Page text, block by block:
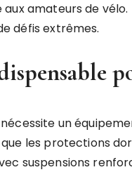
amateurs de
défis extrêmes.
un
les protections
suspensions